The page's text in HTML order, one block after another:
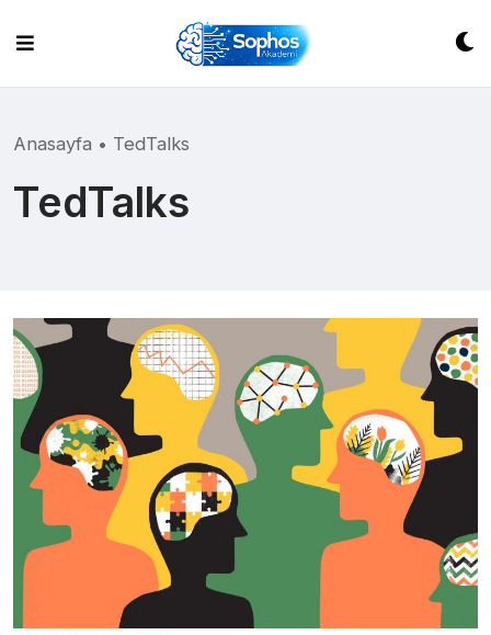
content
Anasayfa • TedTalks
TedTalks